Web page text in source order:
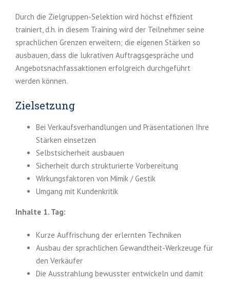
Durch die Zielgruppen-Selektion wird höchst effizient
trainiert, d.h. in diesem Training wird der Teilnehmer seine
sprachlichen Grenzen erweitern; die eigenen Stärken so
ausbauen, dass die lukrativen Auftragsgespräche und
Angebotsnachfassaktionen erfolgreich durchgeführt
werden können.
Zielsetzung
Bei Verkaufsverhandlungen und Präsentationen Ihre
Stärken einsetzen
Selbstsicherheit ausbauen
Sicherheit durch strukturierte Vorbereitung
Wirkungsfaktoren von Mimik / Gestik
Umgang mit Kundenkritik
Inhalte 1. Tag:
Kurze Auffrischung der erlernten Techniken
Ausbau der sprachlichen Gewandtheit-Werkzeuge für
den Verkäufer
Die Ausstrahlung bewusster entwickeln und damit